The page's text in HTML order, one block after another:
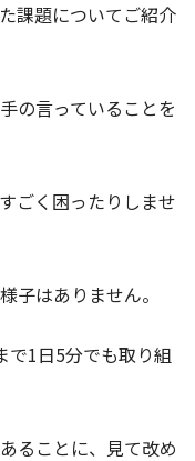
課題についてご紹介
の言っていることを
ごく困ったりしませ
子はありません。
で1日5分でも取り組
ることに、見て改め